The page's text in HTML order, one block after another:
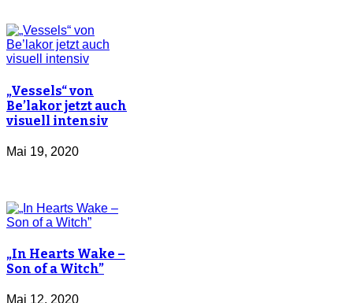
„Vessels“ von
Be’lakor jetzt auch
visuell intensiv
Mai 19, 2020
„In Hearts Wake –
Son of a Witch”
Mai 12, 2020